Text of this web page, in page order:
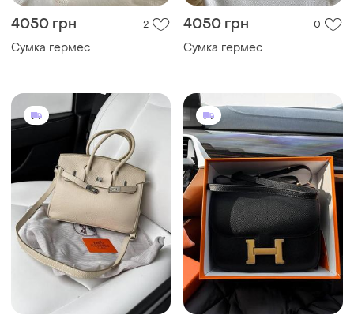
4050 грн 2
Сумка гермес
4050 грн 0
Сумка гермес